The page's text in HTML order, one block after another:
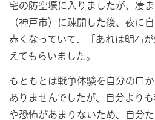
宅の防空壕に入りましたが、凄
（神戸市）に疎開した後、夜に
赤くなっていて、「あれは明石
えてもらいました。
もともとは戦争体験を自分の口
ありませんでしたが、自分より
や恐怖があまりないため、自分